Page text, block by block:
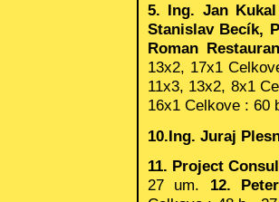
5. Ing. Jan
Stanislav Becík,
Roman
13x2, 17x1
11x3, 13x2, 8x1
16x1 Celkove : 60
10.Ing. Juraj
11. Project
27 um. 12.